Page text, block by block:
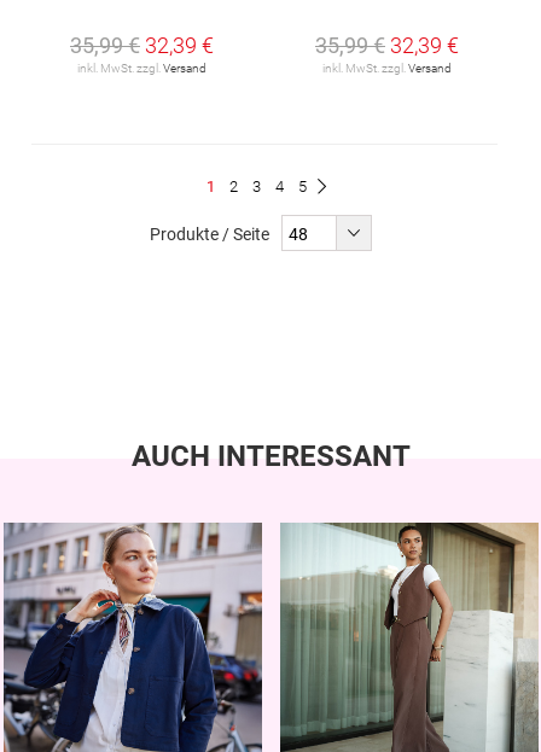
35,99 € 32,39 €
inkl. MwSt. zzgl. Versand
35,99 € 32,39 €
inkl. MwSt. zzgl. Versand
Du
1 Seite
2 Seite
3 Seite
4 Seite
5
Produkte / Seite
AUCH INTERESSANT